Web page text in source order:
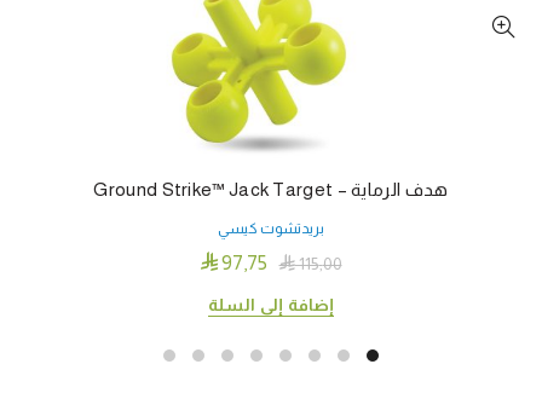
هدف الرماية – Ground Strike™ Jack Target
بريدتشوت كيسي

115٫00  97٫75
إضافة إلى السلة